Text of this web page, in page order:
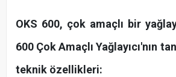
OKS 600, çok amaçlı bir
600 Çok Amaçlı Yağlayıcı'nın
teknik özellikleri: